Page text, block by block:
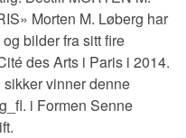
Morten M. Løberg har
bilder fra sitt fire
des Arts i Paris i 2014.
vinner denne
i Formen Senne